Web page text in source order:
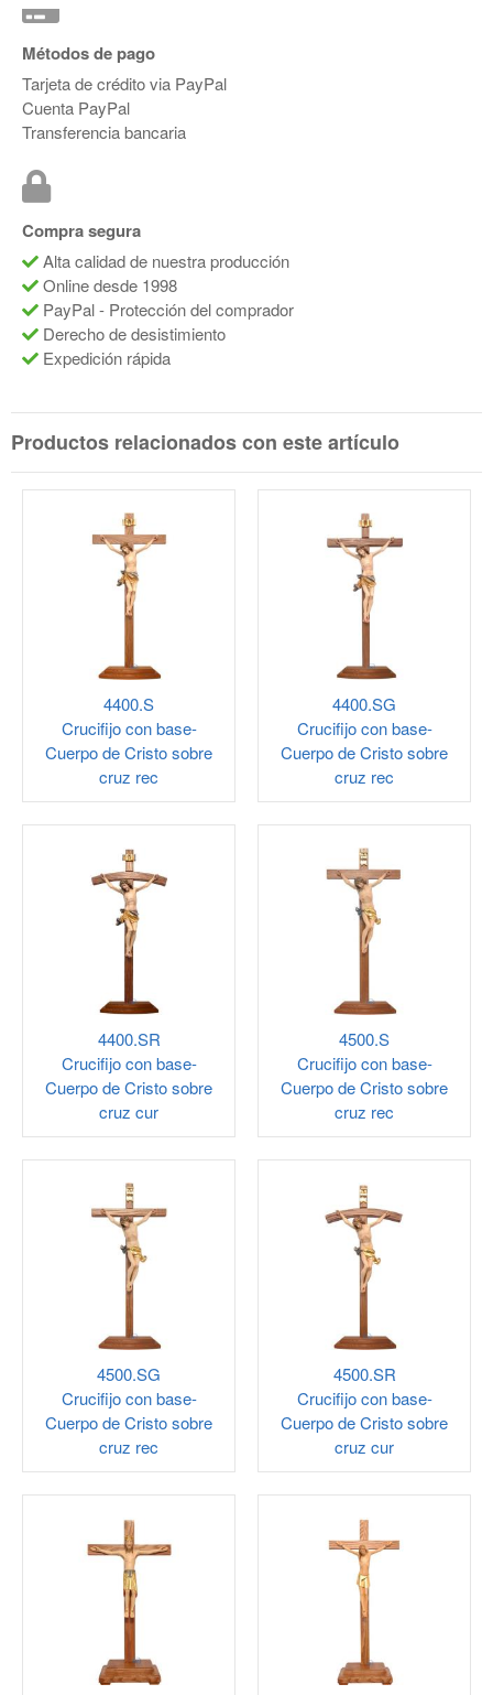
Métodos de pago
Tarjeta de crédito via PayPal
Cuenta PayPal
Transferencia bancaria
Compra segura
Alta calidad de nuestra producción
Online desde 1998
PayPal - Protección del comprador
Derecho de desistimiento
Expedición rápida
Productos relacionados con este artículo
4400.S
Crucifijo con base-
Cuerpo de Cristo sobre
cruz rec
4400.SG
Crucifijo con base-
Cuerpo de Cristo sobre
cruz rec
4400.SR
Crucifijo con base-
Cuerpo de Cristo sobre
cruz cur
4500.S
Crucifijo con base-
Cuerpo de Cristo sobre
cruz rec
4500.SG
Crucifijo con base-
Cuerpo de Cristo sobre
cruz rec
4500.SR
Crucifijo con base-
Cuerpo de Cristo sobre
cruz cur